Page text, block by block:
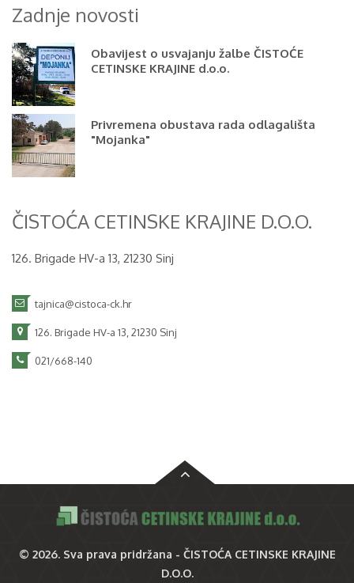
Zadnje novosti
Obavijest o usvajanju žalbe ČISTOĆE
CETINSKE KRAJINE d.o.o.
Privremena obustava rada odlagališta
"Mojanka"
ČISTOĆA CETINSKE KRAJINE D.O.O.
126. Brigade HV-a 13, 21230 Sinj
tajnica@cistoca-ck.hr
126. Brigade HV-a 13, 21230 Sinj
021/668-140
© 2026. Sva prava pridržana - ČISTOĆA CETINSKE KRAJINE
D.O.O.